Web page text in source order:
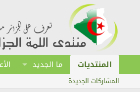
المنتديات ما الجديد
المشاركات الجديدة